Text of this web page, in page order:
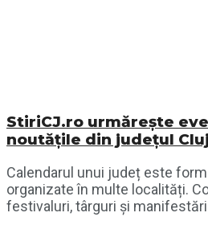
StiriCJ.ro urmărește
noutățile din județul Cluj
Calendarul unui județ este
organizate în multe localități.
festivaluri, târguri și